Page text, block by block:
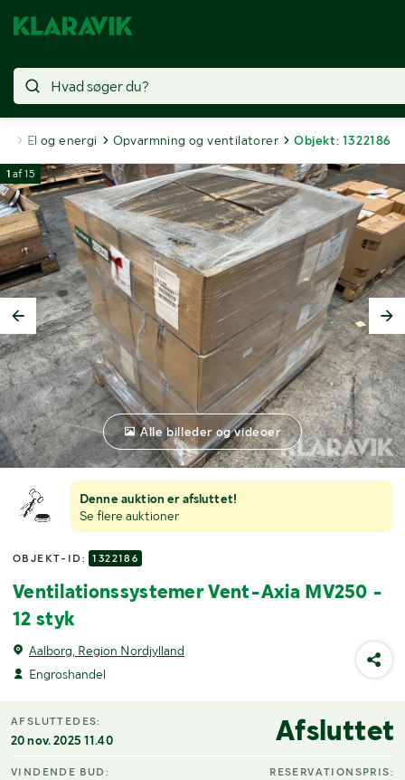
El og energi Opvarmning og ventilatorer Objekt: 1322186
Denne auktion er afsluttet!
Se flere auktioner
OBJEKT-ID: 1322186
Ventilationssystemer Vent-Axia MV250 -
12 styk
Aalborg, Region Nordjylland
Engroshandel
1 af15
Alle billeder og videoer
AFSLUTTEDES:
20 nov. 2025 11.40 Afsluttet
VINDENDE BUD: RESERVATIONSPRIS: